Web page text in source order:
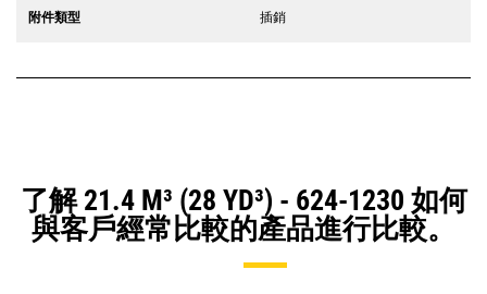
附件類型 插銷
了解 21.4 M³ (28 YD³) - 624-1230 如何
與客戶經常比較的產品進行比較。